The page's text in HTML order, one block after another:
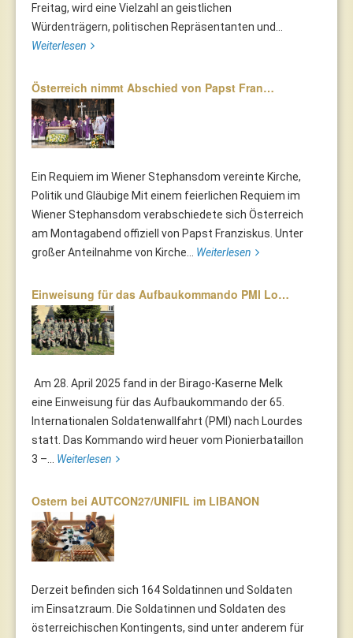
Freitag, wird eine Vielzahl an geistlichen
Würdenträgern, politischen Repräsentanten und...
Weiterlesen
Österreich nimmt Abschied von Papst Fran…
Ein Requiem im Wiener Stephansdom vereinte Kirche,
Politik und Gläubige Mit einem feierlichen Requiem im
Wiener Stephansdom verabschiedete sich Österreich
am Montagabend offiziell von Papst Franziskus. Unter
großer Anteilnahme von Kirche... Weiterlesen
Einweisung für das Aufbaukommando PMI Lo…
Am 28. April 2025 fand in der Birago-Kaserne Melk
eine Einweisung für das Aufbaukommando der 65.
Internationalen Soldatenwallfahrt (PMI) nach Lourdes
statt. Das Kommando wird heuer vom Pionierbataillon
3 –... Weiterlesen
Ostern bei AUTCON27/UNIFIL im LIBANON
Derzeit befinden sich 164 Soldatinnen und Soldaten
im Einsatzraum. Die Soldatinnen und Soldaten des
österreichischen Kontingents, sind unter anderem für